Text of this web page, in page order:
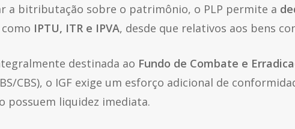
a bitributação sobre o patrimônio, o PLP permite a
IPTU, ITR e IPVA, desde que relativos aos bens
destinada ao Fundo de Combate e
CBS), o IGF exige um esforço adicional de
possuem liquidez imediata.